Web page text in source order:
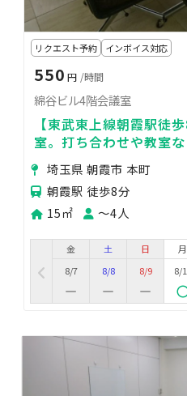
リクエスト予約 インボイス対応
550 円 /時間
綿谷ビル4階会議室
【東武東上線朝霞駅徒
室。打ち合わせや教室
埼玉県 朝霞市 本町
朝霞駅 徒歩8分
15㎡
〜4人
金
8/7
土
8/8
日
8/9
月
8/